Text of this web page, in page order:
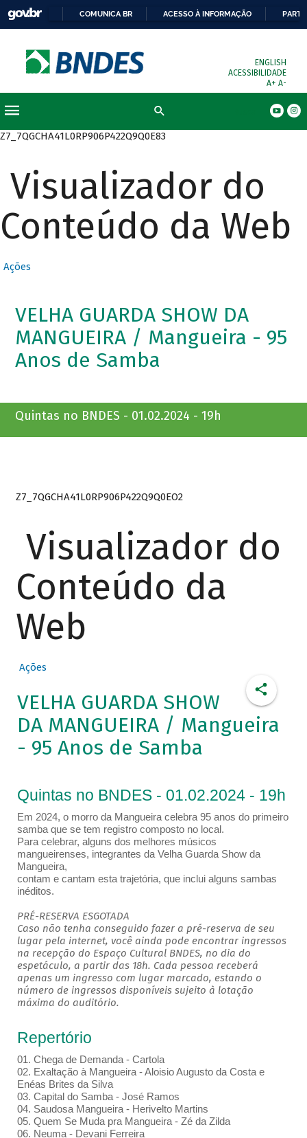
COMUNICA BR ACESSO À INFORMAÇÃO
ENGLISH
ACESSIBILIDADE
A+ A-
Z7_7QGCHA41L0RP906P422Q9Q0E83
Visualizador do
Conteúdo da Web
Ações
VELHA GUARDA SHOW DA
MANGUEIRA / Mangueira - 95
Anos de Samba
Quintas no BNDES - 01.02.2024 - 19h
Z7_7QGCHA41L0RP906P422Q9Q0EO2
Visualizador do
Conteúdo da
Web
Ações
VELHA GUARDA SHOW
DA MANGUEIRA / Mangueira
- 95 Anos de Samba
Quintas no BNDES - 01.02.2024 - 19h
Em 2024, o morro da Mangueira celebra 95 anos do primeiro
samba que se tem registro composto no local.
Para celebrar, alguns dos melhores músicos
mangueirenses, integrantes da Velha Guarda Show da
Mangueira,
contam e cantam esta trajetória, que inclui alguns sambas
inéditos.
PRÉ-RESERVA ESGOTADA
Caso não tenha conseguido fazer a pré-reserva de seu
lugar pela internet, você ainda pode encontrar ingressos
na recepção do Espaço Cultural BNDES, no dia do
espetáculo, a partir das 18h. Cada pessoa receberá
apenas um ingresso com lugar marcado, estando o
número de ingressos disponíveis sujeito à lotação
máxima do auditório.
Repertório
01. Chega de Demanda - Cartola
02. Exaltação à Mangueira - Aloisio Augusto da Costa e
Enéas Brites da Silva
03. Capital do Samba - José Ramos
04. Saudosa Mangueira - Herivelto Martins
05. Quem Se Muda pra Mangueira - Zé da Zilda
06. Neuma - Devani Ferreira